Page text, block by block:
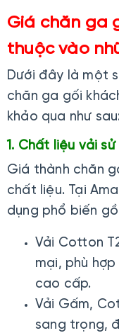
Giá chăn ga
thuộc vào
Dưới đây là một
chăn ga gối
khảo qua như
1. Chất liệu vải
Giá thành chăn
chất liệu. Tại
dụng phổ biến
Vải Cotton
mại, phù
cao cấp.
Vải Gấm,
sang trọng,